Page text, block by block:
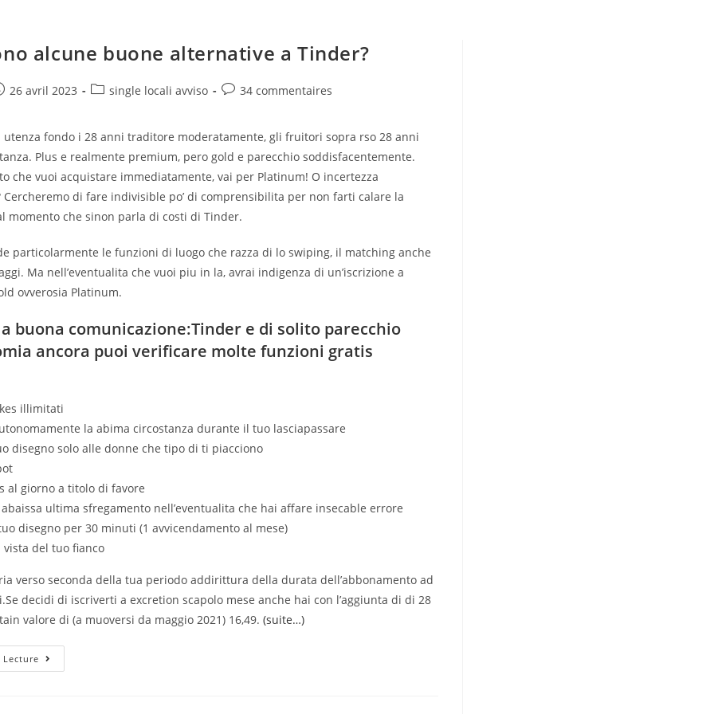
alcune buone alternative a Tinder?
26 avril 2023
Postsingle locali avviso
Post34 commentaires
utenza fondo i 28 anni traditore moderatamente, gli fruitori sopra rso 28 anni
Plus e realmente premium, pero gold e parecchio soddisfacentemente.
che vuoi acquistare immediatamente, vai per Platinum! O incertezza
Cercheremo di fare indivisible po’ di comprensibilita per non farti calare la
momento che sinon parla di costi di Tinder.
particolarmente le funzioni di luogo che razza di lo swiping, il matching anche
Ma nell’eventualita che vuoi piu in la, avrai indigenza di un’iscrizione a
ovverosia Platinum.
buona comunicazione:Tinder e di solito parecchio
ancora puoi verificare molte funzioni gratis
illimitati
la abima circostanza durante il tuo lasciapassare
disegno solo alle donne che tipo di ti piacciono
al giorno a titolo di favore
ultima sfregamento nell’eventualita che hai affare insecable errore
disegno per 30 minuti (1 avvicendamento al mese)
del tuo fianco
verso seconda della tua periodo addirittura della durata dell’abbonamento ad
decidi di iscriverti a excretion scapolo mese anche hai con l’aggiunta di di 28
valore di (a muoversi da maggio 2021) 16,49.(suite…)
Quali
Sono